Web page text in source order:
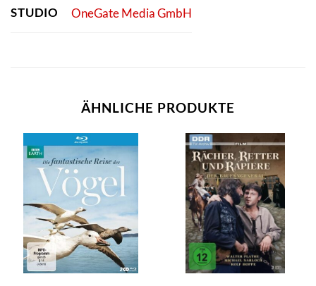
STUDIO OneGate Media GmbH
ÄHNLICHE PRODUKTE